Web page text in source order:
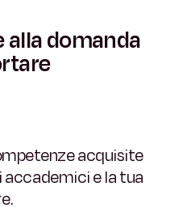
alla domanda
acquisite
e la tua